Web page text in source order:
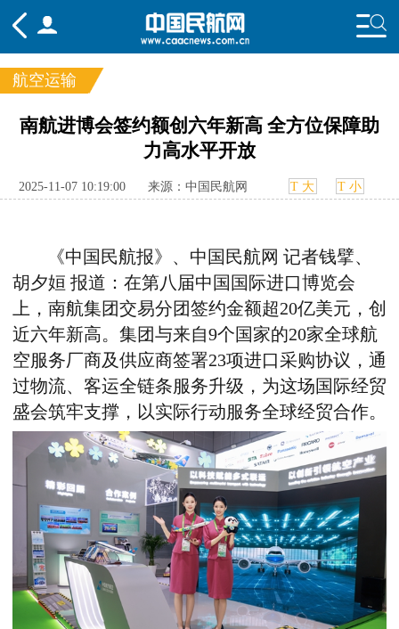
频道
国内
航图 智库 专题 舆情
航空运输
南航进博会签约额创六年新高 全方位保障助
力高水平开放
2025-11-07 10:19:00 来源：中国民航网 T 大 T 小
《中国民航报》、中国民航网 记者钱擘、
胡夕姮 报道：在第八届中国国际进口博览会
上，南航集团交易分团签约金额超20亿美元， 创
近六年新高。集团与来自9个国家的20家全球航
空服务厂商及供应商签署23项进口采购协议，通
过物流、客运全链条服务升级，为这场国际经贸
盛会筑牢支撑，以实际行动服务全球经贸合作。